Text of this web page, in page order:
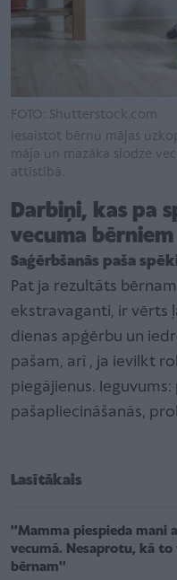
FOTO: Shutterstock.com
Iesaistot bērnu mājas
māja un mazāka slodze
attīstībā.
Darbiņi, kas pa
vecuma bērniem
Saģērbšanās paša
Pat ja rezultāts
ekstravaganti, ir vērts
dienas apģērbu un
pašam, arī , ja ievilkt
piegājienus.
pašapliecināšanās,
Lasītākais
''Mamma piespieda mani
vecumā. Nesaprotu, kā
bērnam''